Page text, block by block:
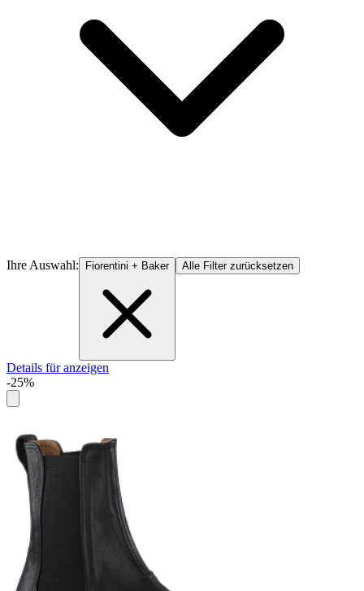
Ihre Auswahl: Fiorentini + Baker Alle Filter zurücksetzen
Details für anzeigen
-25%